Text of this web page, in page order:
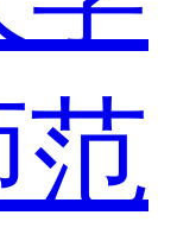
范